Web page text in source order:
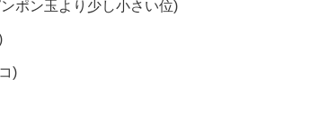
ポン玉より少し小さい位)
)